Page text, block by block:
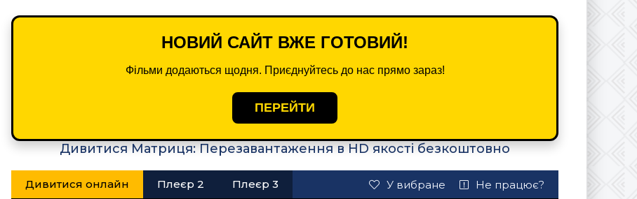
НОВИЙ САЙТ ВЖЕ ГОТОВИЙ!
Фільми додаються щодня. Приєднуйтесь до нас прямо зараз!
ПЕРЕЙТИ
Дивитися Матриця: Перезавантаження в HD якості безкоштовно
Дивитися онлайн Плеєр 2 Плеєр 3 У вибране Не працює?